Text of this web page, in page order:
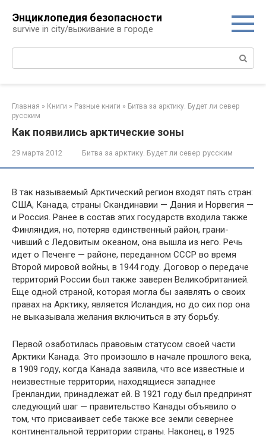
контенту
Энциклопедия безопасности
survive in city/выживание в городе
Поиск:
Главная » Книги » Разные книги » Битва за арктику. Будет ли север
русским
Как появились арктические зоны
29 марта 2012 Битва за арктику. Будет ли север русским
В так называемый Арктический регион вхо­дят пять стран:
США, Канада, страны Сканди­навии — Дания и Норвегия —
и Россия. Ранее в состав этих государств входила также
Финлян­дия, но, потеряв единственный район, грани­
чивший с Ледовитым океаном, она вышла из него. Речь
идет о Печенге — районе, передан­ном СССР во время
Второй мировой войны, в 1944 году. Договор о передаче
территорий Рос­сии был также заверен Великобританией.
Еще одной страной, которая могла бы заявлять о сво­их
правах на Арктику, является Исландия, но до сих пор она
не выказывала желания включиться в эту борьбу.
Первой озаботилась правовым статусом сво­ей части
Арктики Канада. Это произошло в на­чале прошлого века,
в 1909 году, когда Канада заявила, что все известные и
неизвестные тер­ритории, находящиеся западнее
Гренландии, принадлежат ей. В 1921 году был предпринят
следующий шаг — правительство Канады объя­вило о
том, что присваивает себе также все зем­ли севернее
континентальной территории стра­ны. Наконец, в 1925